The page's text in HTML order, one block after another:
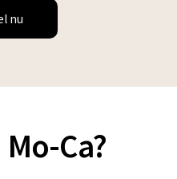
nu
Ca?